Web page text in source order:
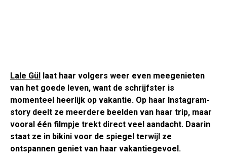
Lale Gül laat haar volgers weer even meegenieten
van het goede leven, want de schrijfster is
momenteel heerlijk op vakantie. Op haar Instagram-
story deelt ze meerdere beelden van haar trip, maar
vooral één filmpje trekt direct veel aandacht. Daarin
staat ze in bikini voor de spiegel terwijl ze
ontspannen geniet van haar vakantiegevoel.